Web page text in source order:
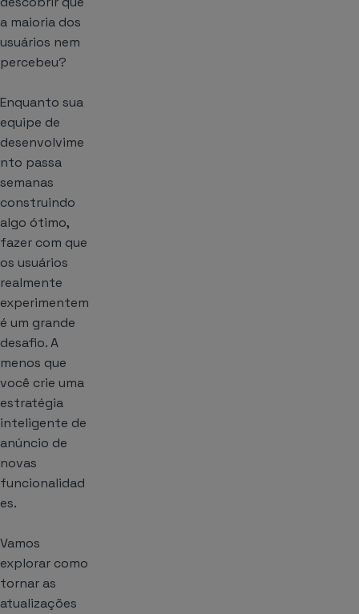
a maioria dos
usuários nem
percebeu?
Enquanto sua
equipe de
desenvolvime
nto passa
semanas
construindo
algo ótimo,
fazer com que
os usuários
realmente
experimentem
é um grande
desafio. A
menos que
você crie uma
estratégia
inteligente de
anúncio de
novas
funcionalidad
es.
Vamos
explorar como
tornar as
atualizações